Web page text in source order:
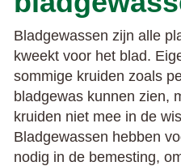
Bladgewassen zijn alle
kweekt voor het blad.
sommige kruiden zoals
bladgewas kunnen zien,
kruiden niet mee in de
Bladgewassen hebben
nodig in de bemesting,